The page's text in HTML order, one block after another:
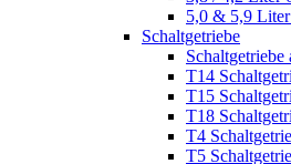
5,0 & 5,9
Schaltgetriebe
Schaltgetriebe
T14
T15
T18
T4
T5